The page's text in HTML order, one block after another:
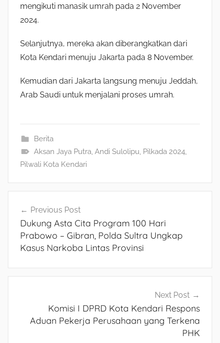
mengikuti manasik umrah pada 2 November
2024.
Selanjutnya, mereka akan diberangkatkan dari
Kota Kendari menuju Jakarta pada 8 November.
Kemudian dari Jakarta langsung menuju Jeddah,
Arab Saudi untuk menjalani proses umrah.
Berita
Aksan Jaya Putra, Andi Sulolipu, Pilkada 2024,
Pilwali Kota Kendari
Navigasi
pos
Previous Post
Dukung Asta Cita Program 100 Hari
Prabowo – Gibran, Polda Sultra Ungkap
Kasus Narkoba Lintas Provinsi
Next Post
Komisi I DPRD Kota Kendari Respons
Aduan Pekerja Perusahaan yang Terkena
PHK